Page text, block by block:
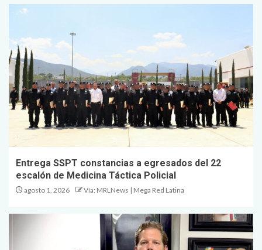
Entrega SSPT constancias a egresados del 22
escalón de Medicina Táctica Policial
agosto 1, 2026 Vía: MRLNews | Mega Red Latina